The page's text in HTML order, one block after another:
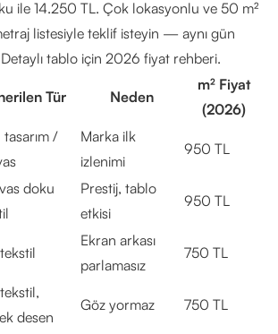
ile 14.250 TL. Çok lokasyonlu ve 50 m²
listesiyle teklif isteyin — aynı gün
tablo için 2026 fiyat rehberi.
Tür Neden
m² Fiyat
(2026)
tasarım /
Marka ilk
izlenimi
950 TL
doku
Prestij, tablo
etkisi
950 TL
Ekran arkası
parlamasız
750 TL
desen
Göz yormaz 750 TL